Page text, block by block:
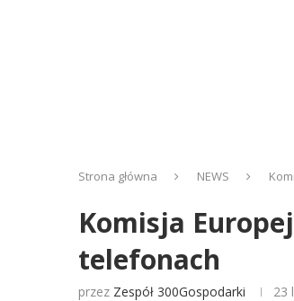
Strona główna NEWS
Komisja
telefonach
przez Zespół 300Gospodarki 23